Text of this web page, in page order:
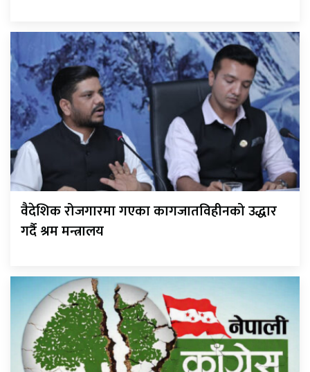
वैदेशिक रोजगारमा गएका कागजातविहीनको उद्धार
गर्दै श्रम मन्त्रालय